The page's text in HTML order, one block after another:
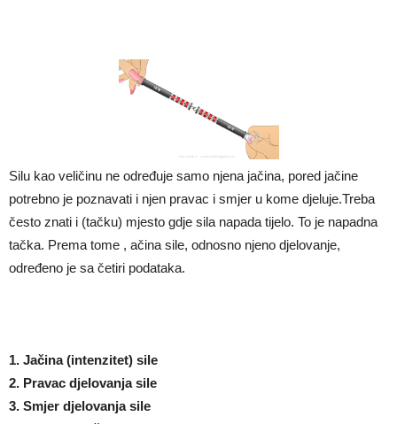
Silu kao veličinu ne određuje samo njena jačina, pored jačine
potrebno je poznavati i njen pravac i smjer u kome djeluje.Treba
često znati i (tačku) mjesto gdje sila napada tijelo. To je napadna
tačka. Prema tome , ačina sile, odnosno njeno djelovanje,
određeno je sa četiri podataka.
1. Jačina (intenzitet) sile
2. Pravac djelovanja sile
3. Smjer djelovanja sile